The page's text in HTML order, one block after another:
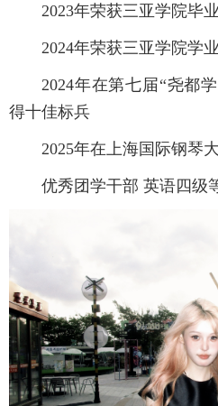
2023年荣获三亚学院毕
2024年荣获三亚学院学
2024年在第七届“尧都
得十佳标兵
2025年在上海国际钢琴
优秀团学干部 英语四级